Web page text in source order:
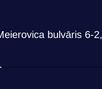
bulvāris 6-2,